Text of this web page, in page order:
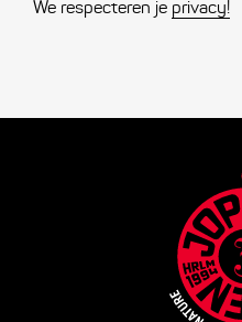
We respecteren je privacy!